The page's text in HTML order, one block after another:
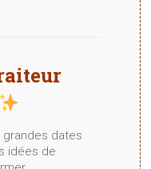
dates
idées de